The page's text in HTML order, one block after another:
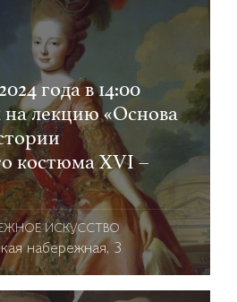
года в 14:00
лекцию «Основа
костюма XVI –
ИСКУССТВО
набережная, 3